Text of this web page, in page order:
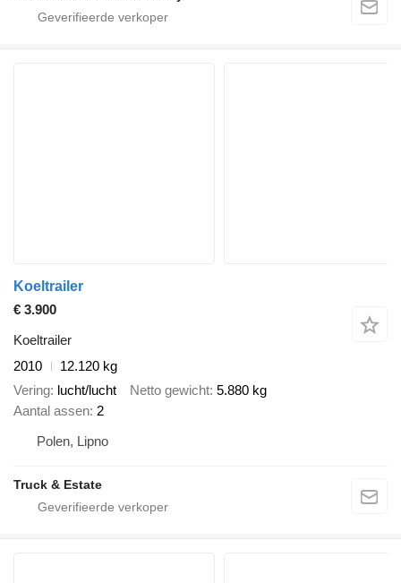
Koeltrailer
€ 3.900
Koeltrailer
2010
12.120 kg
Vering lucht/lucht Netto gewicht 5.880 kg
Aantal assen 2
Polen, Lipno
Truck & Estate